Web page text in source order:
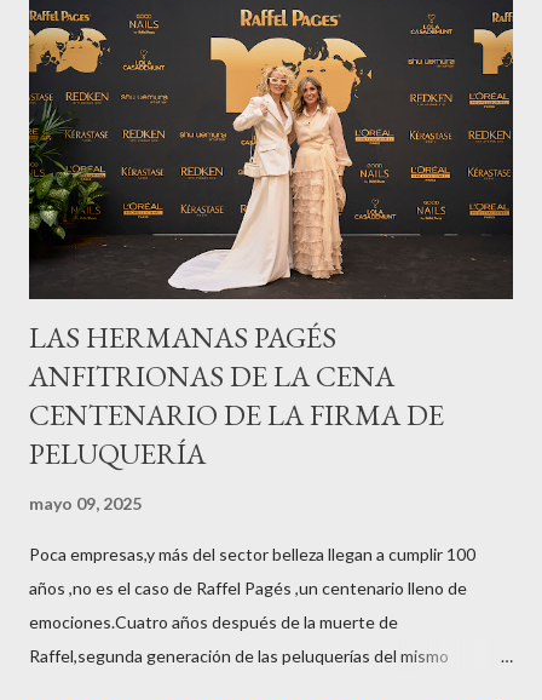
LAS HERMANAS PAGÉS
ANFITRIONAS DE LA CENA
CENTENARIO DE LA FIRMA DE
PELUQUERÍA
mayo 09, 2025
Poca empresas,y más del sector belleza llegan a cumplir 100
años ,no es el caso de Raffel Pagés ,un centenario lleno de
emociones.Cuatro años después de la muerte de
Raffel,segunda generación de las peluquerías del mismo